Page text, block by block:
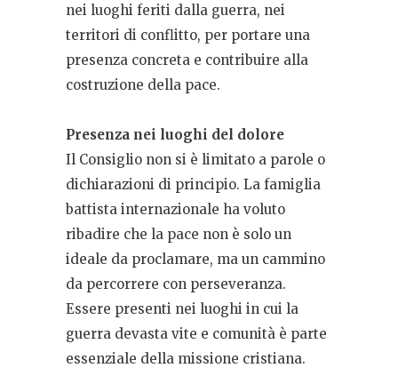
nei luoghi feriti dalla guerra, nei
territori di conflitto, per portare una
presenza concreta e contribuire alla
costruzione della pace.
Presenza nei luoghi del dolore
Il Consiglio non si è limitato a parole o
dichiarazioni di principio. La famiglia
battista internazionale ha voluto
ribadire che la pace non è solo un
ideale da proclamare, ma un cammino
da percorrere con perseveranza.
Essere presenti nei luoghi in cui la
guerra devasta vite e comunità è parte
essenziale della missione cristiana.